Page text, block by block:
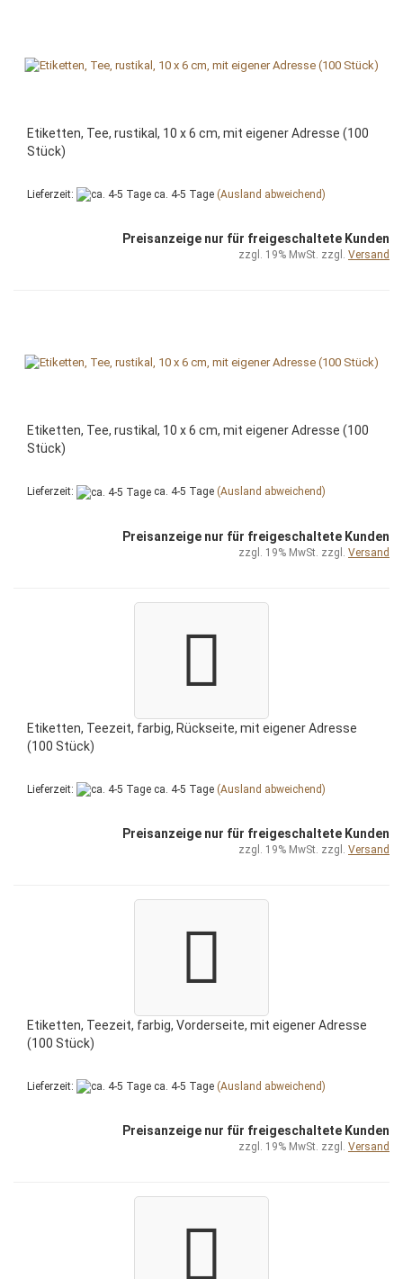
Etiketten, Tee, rustikal, 10 x 6 cm, mit eigener Adresse (100
Stück)
Lieferzeit: ca. 4-5 Tage (Ausland abweichend)
Preisanzeige nur für freigeschaltete Kunden
zzgl. 19% MwSt. zzgl. Versand
Etiketten, Tee, rustikal, 10 x 6 cm, mit eigener Adresse (100
Stück)
Lieferzeit: ca. 4-5 Tage (Ausland abweichend)
Preisanzeige nur für freigeschaltete Kunden
zzgl. 19% MwSt. zzgl. Versand
Etiketten, Teezeit, farbig, Rückseite, mit eigener Adresse
(100 Stück)
Lieferzeit: ca. 4-5 Tage (Ausland abweichend)
Preisanzeige nur für freigeschaltete Kunden
zzgl. 19% MwSt. zzgl. Versand
Etiketten, Teezeit, farbig, Vorderseite, mit eigener Adresse
(100 Stück)
Lieferzeit: ca. 4-5 Tage (Ausland abweichend)
Preisanzeige nur für freigeschaltete Kunden
zzgl. 19% MwSt. zzgl. Versand